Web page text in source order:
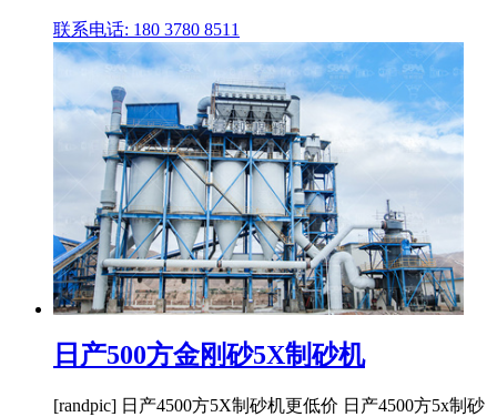
联系电话: 180 3780 8511
日产500方金刚砂5X制砂机
[randpic] 日产4500方5X制砂机更低价 日产4500方5x制砂